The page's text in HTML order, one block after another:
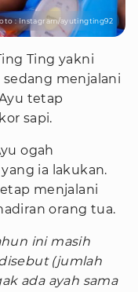
: Instagram/ayutingting92
Ting yakni
sedang menjalani
tetap
sapi.
ogah
ia lakukan.
menjalani
orang tua.
ini masih
(jumlah
ada ayah sama